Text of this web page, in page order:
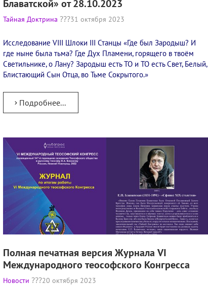
Блаватской» от 28.10.2023
Тайная Доктрина 31 октября 2023
Исследование VIII Шлоки III Станцы​ «Где был Зародыш? И
где ныне была тьма? Где Дух Пламени, горящего в твоём
Светильнике, о Лану? Зародыш есть ТО и ТО есть Свет, Белый,
Блистающий Сын Отца, во Тьме Сокрытого.»
Подробнее...
Полная печатная версия Журнала VI
Международного теософского Конгресса
Новости 20 октября 2023